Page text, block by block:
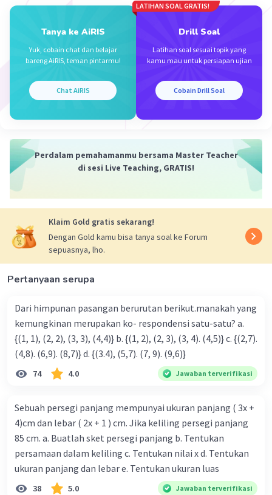
Jika D > 0, maka mempunyai dua akar real
yang berbeda
x 2
+ 7x +6 = 0, maka a = 1, b = 7, dan c = 6
D = b2- 4ac
D = 72- 4(1)(6)
Karena D > 0, maka mempunyai dua akar nyata
yang berbeda.
akarnya adalah dua akar real yang berbeda.
Beri Rating Balas
Iklan
Tanya ke AiRIS
Yuk, cobain chat dan belajar
bareng AiRIS, teman pintarmu!
Chat AiRIS
LATIHAN SOAL GRATIS!
Drill Soal
Latihan soal sesuai topik yang
kamu mau untuk persiapan ujian
Cobain Drill Soal
Perdalam pemahamanmu bersama Master Teacher
di sesi Live Teaching, GRATIS!
Klaim Gold gratis sekarang!
Dengan Gold kamu bisa tanya soal ke Forum
sepuasnya, lho.
Pertanyaan serupa
Dari himpunan pasangan berurutan berikut.manakah yang
kemungkinan merupakan ko- respondensi satu-satu? a.
{(1, 1), (2, 2), (3, 3), (4,4)} b. {(1, 2), (2, 3), (3, 4). (4,5)} c. {(2,7).
(4,8). (6,9). (8,7)} d. {(3.4), (5,7). (7, 9). (9,6)}
74 4.0 Jawaban terverifikasi
Sebuah persegi panjang mempunyai ukuran panjang ( 3x +
4)cm dan lebar ( 2x + 1 ) cm. Jika keliling persegi panjang
85 cm. a. Buatlah sket persegi panjang b. Tentukan
persamaan dalam keliling c. Tentukan nilai x d. Tentukan
ukuran panjang dan lebar e. Tentukan ukuran luas
38 5.0 Jawaban terverifikasi